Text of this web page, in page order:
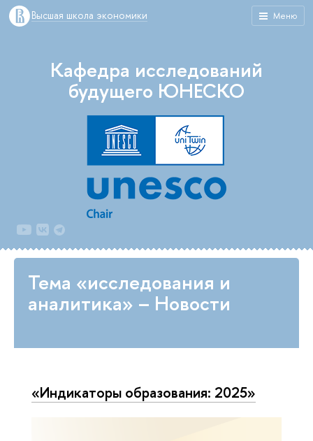
Меню
Высшая школа экономики
Кафедра исследований
будущего ЮНЕСКО
Тема «исследования и
аналитика» – Новости
«Индикаторы образования: 2025»